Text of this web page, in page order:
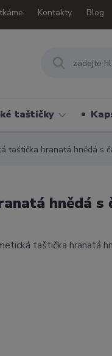
Kontakty Blog
taštičky
taštička hranatá hnědá s
hnědá s